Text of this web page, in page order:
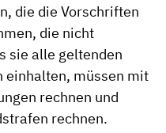
die die Vorschriften
die nicht
sie alle geltenden
einhalten, müssen mit
rechnen und
rechnen.